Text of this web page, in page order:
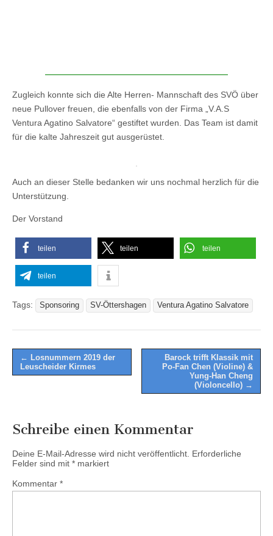
Zugleich konnte sich die Alte Herren- Mannschaft des SVÖ über
neue Pullover freuen, die ebenfalls von der Firma „V.A.S
Ventura Agatino Salvatore“ gestiftet wurden. Das Team ist damit
für die kalte Jahreszeit gut ausgerüstet.
Auch an dieser Stelle bedanken wir uns nochmal herzlich für die
Unterstützung.
Der Vorstand
teilen teilen teilen
teilen
Tags: Sponsoring SV-Öttershagen Ventura Agatino Salvatore
Post
navigation
← Losnummern 2019 der
Leuscheider Kirmes
Barock trifft Klassik mit
Po-Fan Chen (Violine) &
Yung-Han Cheng
(Violoncello) →
Schreibe einen Kommentar
Deine E-Mail-Adresse wird nicht veröffentlicht. Erforderliche
Felder sind mit * markiert
Kommentar *